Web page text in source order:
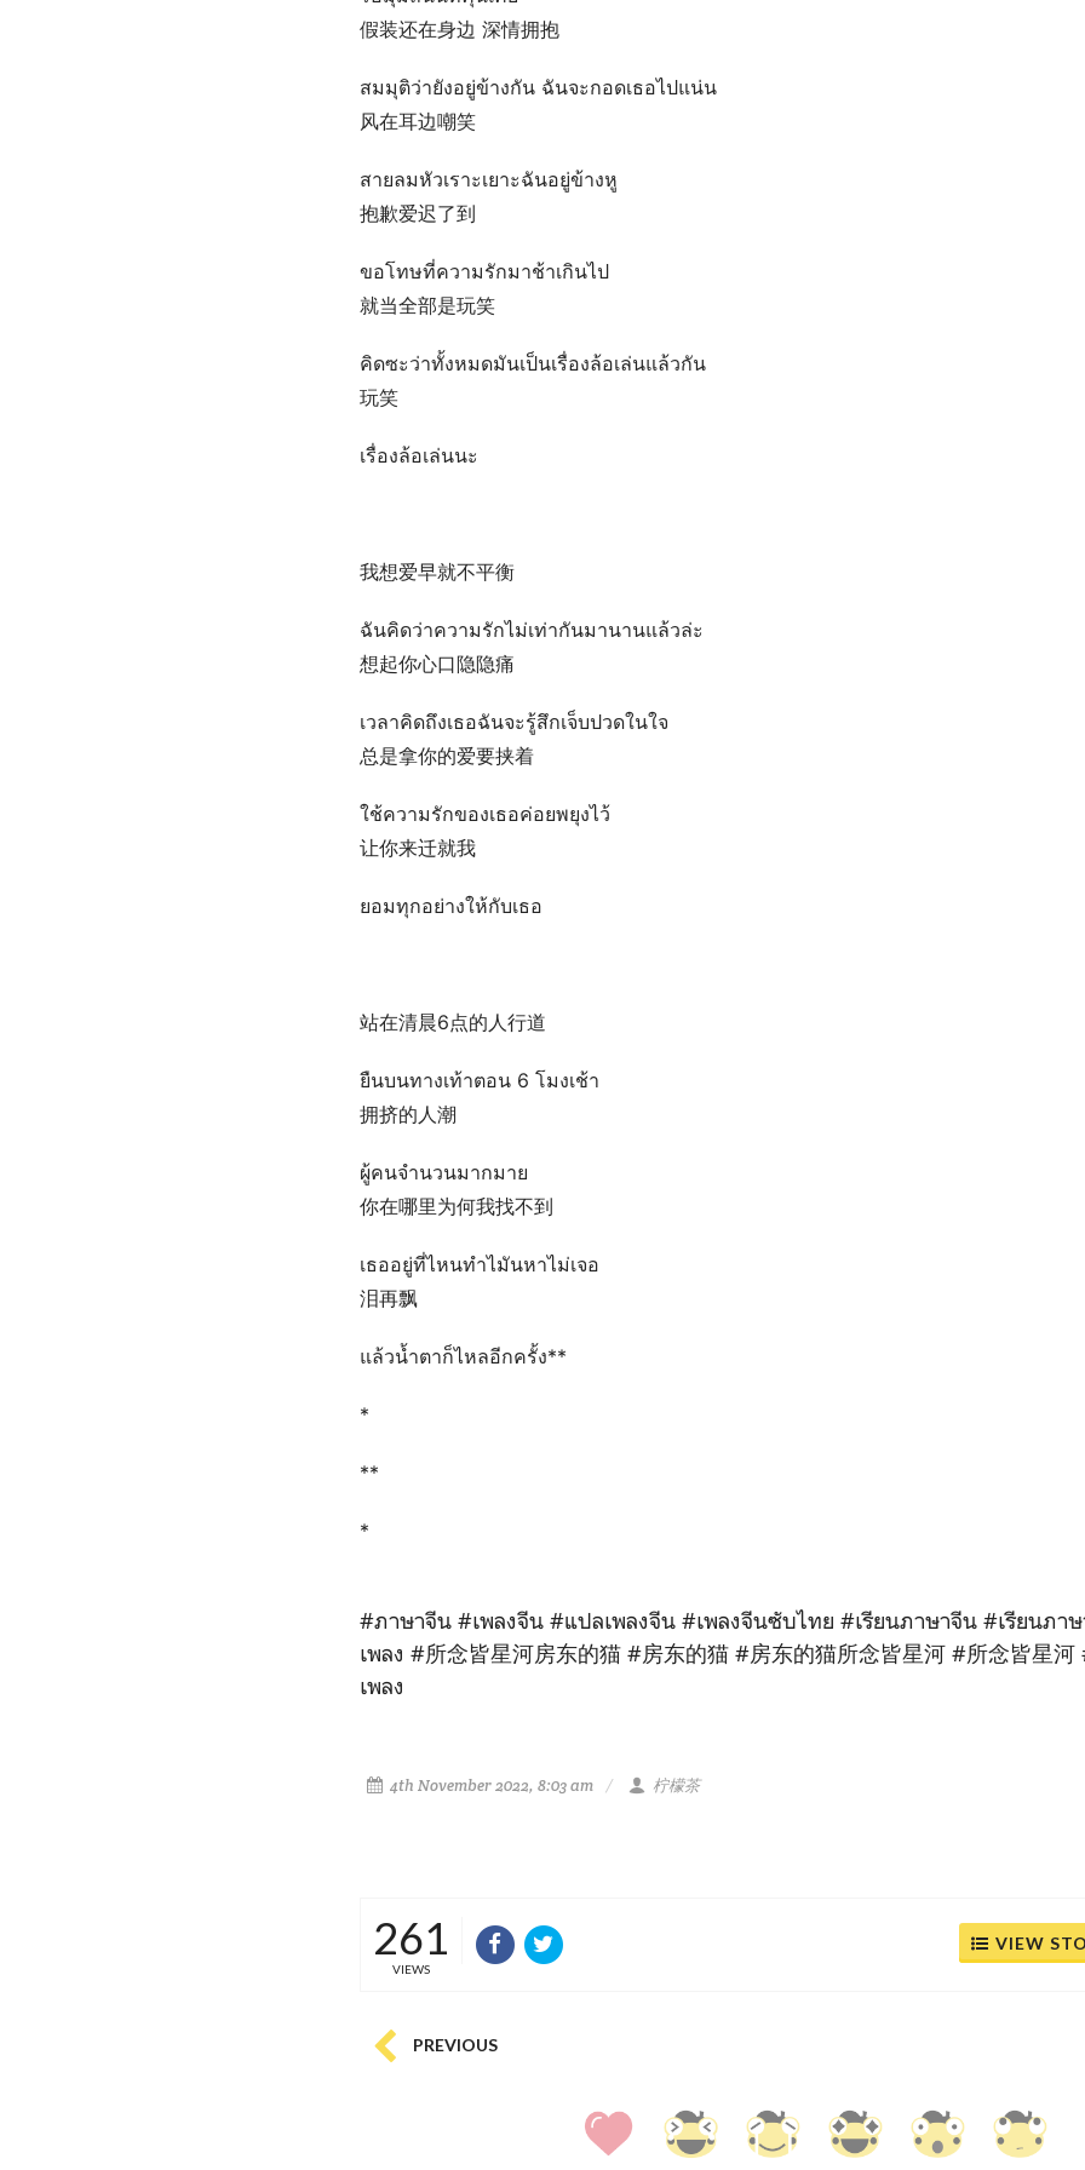
假装还在身边 深情拥抱
สมมุติว่ายังอยู่ข้างกัน ฉันจะกอดเธอไปแน่น
风在耳边嘲笑
สายลมหัวเราะเยาะฉันอยู่ข้างหู
抱歉爱迟了到
ขอโทษที่ความรักมาช้าเกินไป
就当全部是玩笑
คิดซะว่าทั้งหมดมันเป็นเรื่องล้อเล่นแล้วกัน
玩笑
เรื่องล้อเล่นนะ
我想爱早就不平衡
ฉันคิดว่าความรักไม่เท่ากันมานานแล้วล่ะ
想起你心口隐隐痛
เวลาคิดถึงเธอฉันจะรู้สึกเจ็บปวดในใจ
总是拿你的爱要挟着
ใช้ความรักของเธอค่อยพยุงไว้
让你来迁就我
ยอมทุกอย่างให้กับเธอ
站在清晨6点的人行道
ยืนบนทางเท้าตอน 6 โมงเช้า
拥挤的人潮
ผู้คนจำนวนมากมาย
你在哪里为何我找不到
เธออยู่ที่ไหนทำไมันหาไม่เจอ
泪再飘
แล้วน้ำตาก็ไหลอีกครั้ง**
*
**
*
#ภาษาจีน #เพลงจีน #แปลเพลงจีน #เพลงจีนซับไทย #เรียนภาษาจีน #เรียนภา
เพลง #所念皆星河房东的猫 #房东的猫 #房东的猫所念皆星河 #所念皆星
เพลง
4th November 2022, 8:03 am 柠檬茶
261
VIEWS
VIEW
PREVIOUS